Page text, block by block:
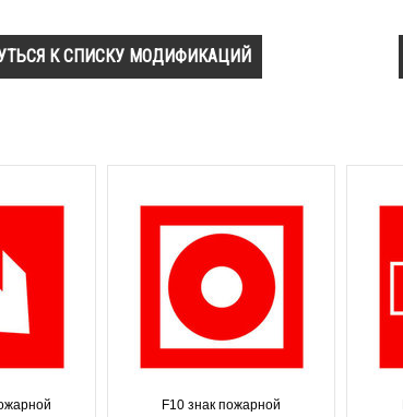
К СПИСКУ МОДИФИКАЦИЙ
F10 знак пожарной